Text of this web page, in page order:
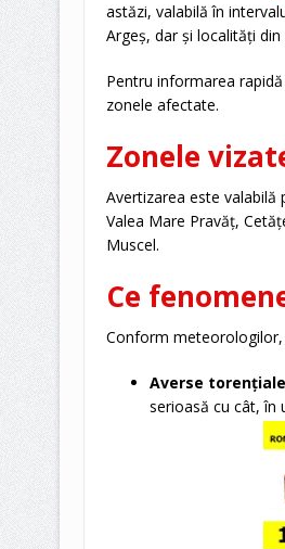
astăzi, valabilă în
Argeș, dar și localități
Pentru informarea
zonele afectate.
Zonele
Avertizarea este valabilă
Valea Mare Pravăț,
Muscel.
Ce
Conform
Averse torențiale
serioasă cu cât, în